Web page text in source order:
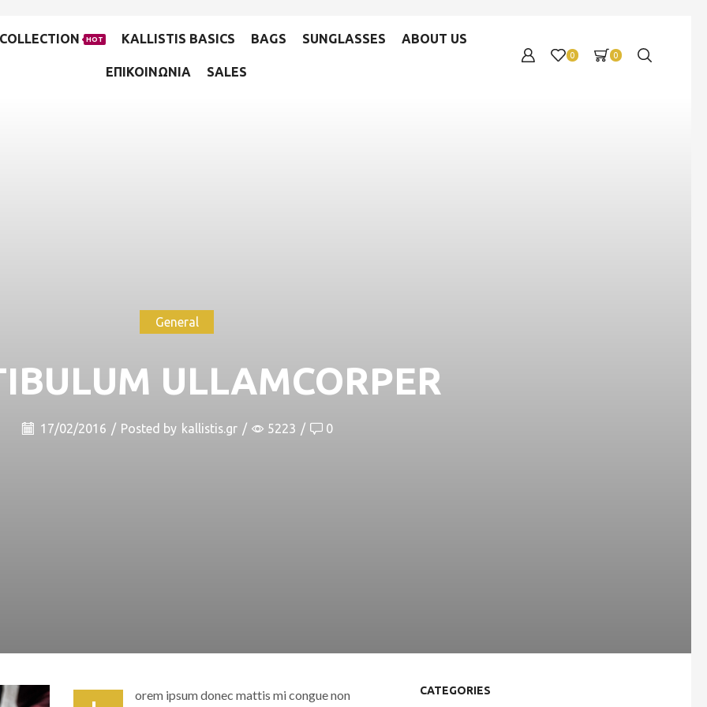
HOT KALLISTIS BASICS BAGS SUNGLASSES ABOUT US
ΕΠΙΚΟΙΝΩΝΙΑ SALES
0 0
General
ULLAMCORPER
17/02/2016 / Posted by kallistis.gr / 5223 / 0
orem ipsum donec mattis mi congue non
CATEGORIES